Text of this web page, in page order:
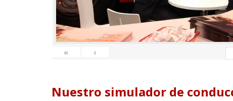
« ‹
Nuestro simulador de